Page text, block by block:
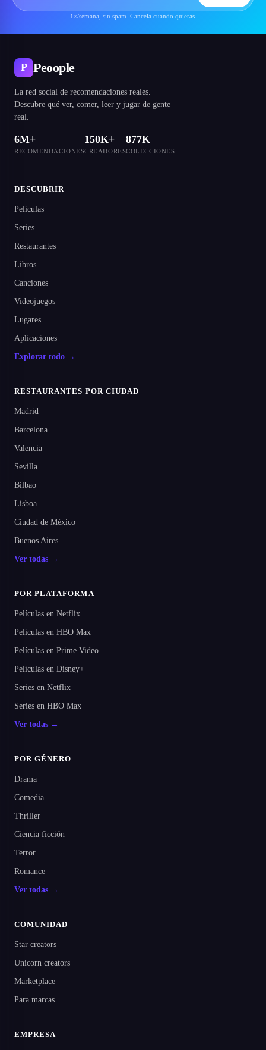
1×/semana, sin spam. Cancela cuando quieras.
P Peoople
La red social de recomendaciones reales.
Descubre qué ver, comer, leer y jugar de gente
real.
6M+
RECOMENDACIONES
150K+
CREADORES
877K
COLECCIONES
DESCUBRIR
Películas
Series
Restaurantes
Libros
Canciones
Videojuegos
Lugares
Aplicaciones
Explorar todo →
RESTAURANTES POR CIUDAD
Madrid
Barcelona
Valencia
Sevilla
Bilbao
Lisboa
Ciudad de México
Buenos Aires
Ver todas →
POR PLATAFORMA
Películas en Netflix
Películas en HBO Max
Películas en Prime Video
Películas en Disney+
Series en Netflix
Series en HBO Max
Ver todas →
POR GÉNERO
Drama
Comedia
Thriller
Ciencia ficción
Terror
Romance
Ver todas →
COMUNIDAD
Star creators
Unicorn creators
Marketplace
Para marcas
EMPRESA